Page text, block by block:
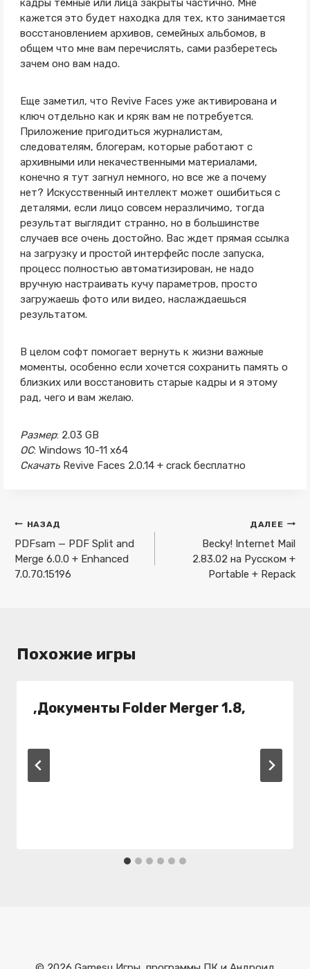
кадры темные или лица закрыты частично. Мне
кажется это будет находка для тех, кто занимается
восстановлением архивов, семейных альбомов, в
общем что мне вам перечислять, сами разберетесь
зачем оно вам надо.
Еще заметил, что Revive Faces уже активирована и
ключ отдельно как и кряк вам не потребуется.
Приложение пригодиться журналистам,
следователям, блогерам, которые работают с
архивными или некачественными материалами,
конечно я тут загнул немного, но все же а почему
нет? Искусственный интеллект может ошибиться с
деталями, если лицо совсем неразличимо, тогда
результат выглядит странно, но в большинстве
случаев все очень достойно. Вас ждет прямая ссылка
на загрузку и простой интерфейс после запуска,
процесс полностью автоматизирован, не надо
вручную настраивать кучу параметров, просто
загружаешь фото или видео, наслаждаешься
результатом.
В целом софт помогает вернуть к жизни важные
моменты, особенно если хочется сохранить память о
близких или восстановить старые кадры и я этому
рад, чего и вам желаю.
Размер: 2.03 GB
ОС: Windows 10-11 x64
Скачать Revive Faces 2.0.14 + crack бесплатно
Навигация
по
записям
НАЗАД
PDFsam — PDF Split and
Merge 6.0.0 + Enhanced
7.0.70.15196
ДАЛЕЕ
Becky! Internet Mail
2.83.02 на Русском +
Portable + Repack
Похожие игры
,Документы Folder Merger 1.8,